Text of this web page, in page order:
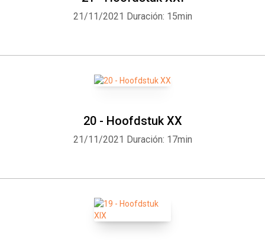
21/11/2021 Duración: 15min
20 - Hoofdstuk XX
21/11/2021 Duración: 17min